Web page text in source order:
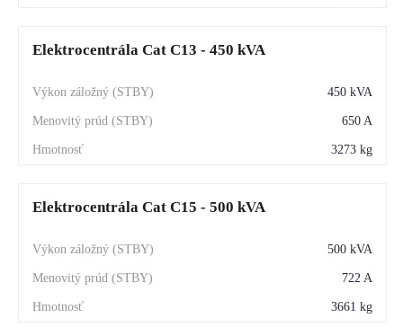
Elektrocentrála Cat C13 - 450 kVA
450 kVA
650 A
3273 kg
Elektrocentrála Cat C15 - 500 kVA
500 kVA
722 A
3661 kg